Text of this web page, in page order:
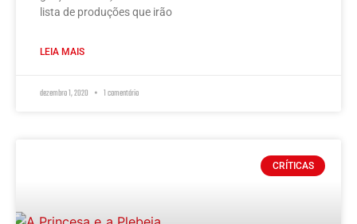
lista de produções que irão
LEIA MAIS
dezembro 1, 2020 1 comentário
CRÍTICAS